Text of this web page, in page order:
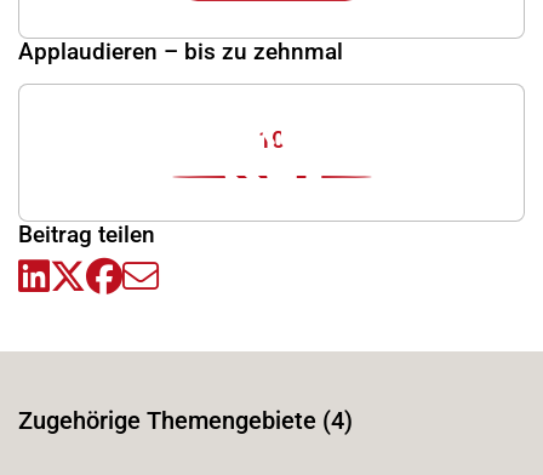
Applaudieren – bis zu zehnmal
10
Beitrag teilen
Zugehörige Themengebiete (4)